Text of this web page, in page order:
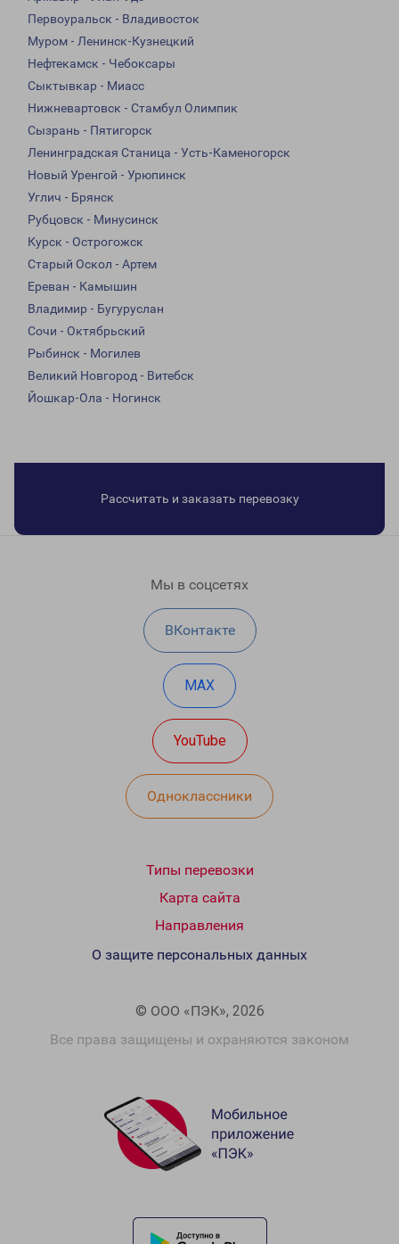
Первоуральск - Владивосток
Муром - Ленинск-Кузнецкий
Нефтекамск - Чебоксары
Сыктывкар - Миасс
Нижневартовск - Стамбул Олимпик
Сызрань - Пятигорск
Ленинградская Станица - Усть-Каменогорск
Новый Уренгой - Урюпинск
Углич - Брянск
Рубцовск - Минусинск
Курск - Острогожск
Старый Оскол - Артем
Ереван - Камышин
Владимир - Бугуруслан
Сочи - Октябрьский
Рыбинск - Могилев
Великий Новгород - Витебск
Йошкар-Ола - Ногинск
Рассчитать и заказать перевозку
Мы в соцсетях
ВКонтакте
MAX
YouTube
Одноклассники
Типы перевозки
Карта сайта
Направления
© ООО «ПЭК», 2026
Все права защищены и охраняются законом
О защите персональных данных